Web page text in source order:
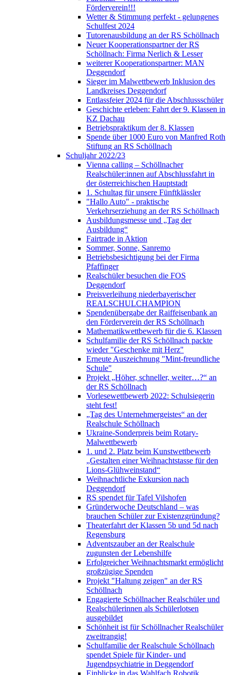
Förderverein!!!
Wetter & Stimmung perfekt - gelungenes
Schulfest 2024
Tutorenausbildung an der RS Schöllnach
Neuer Kooperationspartner der RS
Schöllnach: Firma Nerlich & Lesser
weiterer Kooperationspartner: MAN
Deggendorf
Sieger im Malwettbewerb Inklusion des
Landkreises Deggendorf
Entlassfeier 2024 für die Abschlussschüler
Geschichte erleben: Fahrt der 9. Klassen in
KZ Dachau
Betriebspraktikum der 8. Klassen
Spende über 1000 Euro von Manfred Roth
Stiftung an RS Schöllnach
Schuljahr 2022/23
Vienna calling – Schöllnacher
Realschüler:innen auf Abschlussfahrt in
der österreichischen Hauptstadt
1. Schultag für unsere Fünftklässler
"Hallo Auto" - praktische
Verkehrserziehung an der RS Schöllnach
Ausbildungsmesse und „Tag der
Ausbildung“
Fairtrade in Aktion
Sommer, Sonne, Sanremo
Betriebsbesichtigung bei der Firma
Pfaffinger
Realschüler besuchen die FOS
Deggendorf
Preisverleihung niederbayerischer
REALSCHULCHAMPION
Spendenübergabe der Raiffeisenbank an
den Förderverein der RS Schöllnach
Mathematikwettbewerb für die 6. Klassen
Schulfamilie der RS Schöllnach packte
wieder "Geschenke mit Herz"
Erneute Auszeichnung "Mint-freundliche
Schule"
Projekt „Höher, schneller, weiter…?“ an
der RS Schöllnach
Vorlesewettbewerb 2022: Schulsiegerin
steht fest!
„Tag des Unternehmergeistes“ an der
Realschule Schöllnach
Ukraine-Sonderpreis beim Rotary-
Malwettbewerb
1. und 2. Platz beim Kunstwettbewerb
„Gestalten einer Weihnachtstasse für den
Lions-Glühweinstand“
Weihnachtliche Exkursion nach
Deggendorf
RS spendet für Tafel Vilshofen
Gründerwoche Deutschland – was
brauchen Schüler zur Existenzgründung?
Theaterfahrt der Klassen 5b und 5d nach
Regensburg
Adventszauber an der Realschule
zugunsten der Lebenshilfe
Erfolgreicher Weihnachtsmarkt ermöglicht
großzügige Spenden
Projekt "Haltung zeigen" an der RS
Schöllnach
Engagierte Schöllnacher Realschüler und
Realschülerinnen als Schülerlotsen
ausgebildet
Schönheit ist für Schöllnacher Realschüler
zweitrangig!
Schulfamilie der Realschule Schöllnach
spendet Spiele für Kinder- und
Jugendpsychiatrie in Deggendorf
Einblicke in das Wahlfach Robotik